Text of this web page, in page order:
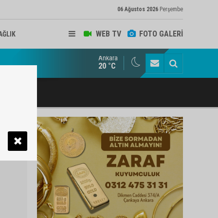
06 Ağustos 2026 Perşembe
WEB TV FOTO GALERİ
ve Arabulucu Rüstem Yiğit Ahizer'e ziyaretçi akını
Ankara
20 °C